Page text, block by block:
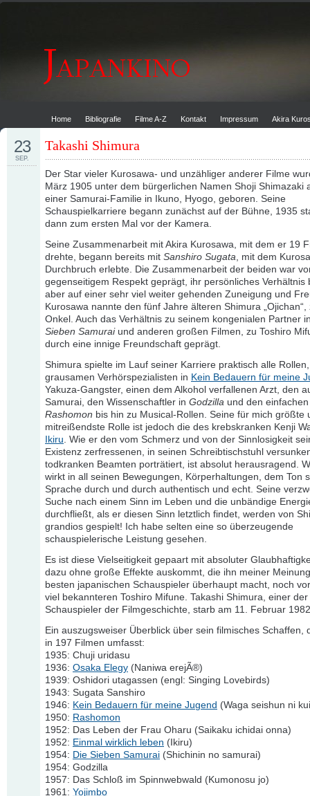
Home Bibliografie Filme A-Z Kontakt Impressum Akira
Takashi Shimura
23
SEP.
Der Star vieler Kurosawa- und unzähliger anderer Filme
März 1905 unter dem bürgerlichen Namen Shoji Shimazaki
einer Samurai-Familie in Ikuno, Hyogo, geboren. Seine
Schauspielkarriere begann zunächst auf der Bühne, 1935
dann zum ersten Mal vor der Kamera.
Seine Zusammenarbeit mit Akira Kurosawa, mit dem er 19
drehte, begann bereits mit Sanshiro Sugata, mit dem
Durchbruch erlebte. Die Zusammenarbeit der beiden war
gegenseitigem Respekt geprägt, ihr persönliches Verhältnis
aber auf einer sehr viel weiter gehenden Zuneigung und
Kurosawa nannte den fünf Jahre älteren Shimura „Ojichan“,
Onkel. Auch das Verhältnis zu seinem kongenialen Partner
Sieben Samuraiund anderen großen Filmen, zu Toshiro
durch eine innige Freundschaft geprägt.
Shimura spielte im Lauf seiner Karriere praktisch alle
grausamen Verhörspezialisten in Kein Bedauern für meine
Yakuza-Gangster, einen dem Alkohol verfallenen Arzt, den
Samurai, den Wissenschaftler in Godzilla und den
Rashomon bis hin zu Musical-Rollen. Seine für mich größte
mitreißendste Rolle ist jedoch die des krebskranken Kenji
Ikiru. Wie er den vom Schmerz und von der Sinnlosigkeit
Existenz zerfressenen, in seinen Schreibtischstuhl
todkranken Beamten porträtiert, ist absolut herausragend.
wirkt in all seinen Bewegungen, Körperhaltungen, dem Ton
Sprache durch und durch authentisch und echt. Seine
Suche nach einem Sinn im Leben und die unbändige
durchfließt, als er diesen Sinn letztlich findet, werden von
grandios gespielt! Ich habe selten eine so überzeugende
schauspielerische Leistung gesehen.
Es ist diese Vielseitigkeit gepaart mit absoluter
dazu ohne große Effekte auskommt, die ihn meiner
besten japanischen Schauspieler überhaupt macht, noch
viel bekannteren Toshiro Mifune. Takashi Shimura, einer
Schauspieler der Filmgeschichte, starb am 11. Februar
Ein auszugsweiser Überblick über sein filmisches Schaffen,
in 197 Filmen umfasst:
1935: Chuji uridasu
1936: Osaka Elegy (Naniwa erejÃ®)
1939: Oshidori utagassen (engl: Singing Lovebirds)
1943: Sugata Sanshiro
1946: Kein Bedauern für meine Jugend (Waga seishun ni
1950: Rashomon
1952: Das Leben der Frau Oharu (Saikaku ichidai onna)
1952: Einmal wirklich leben (Ikiru)
1954: Die Sieben Samurai (Shichinin no samurai)
1954: Godzilla
1957: Das Schloß im Spinnwebwald (Kumonosu jo)
1961: Yojimbo